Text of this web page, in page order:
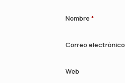
Nombre *
Correo electrónico
Web